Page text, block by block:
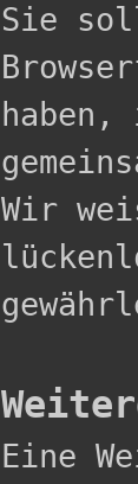
Sie
haben,
Wir
Eine